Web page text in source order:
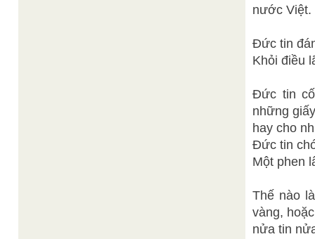
nước Việt.
Đức tin
Khỏi điều
Đức tin
những
hay cho
Đức tin
Một phen
Thế nào
vàng,
nửa tin